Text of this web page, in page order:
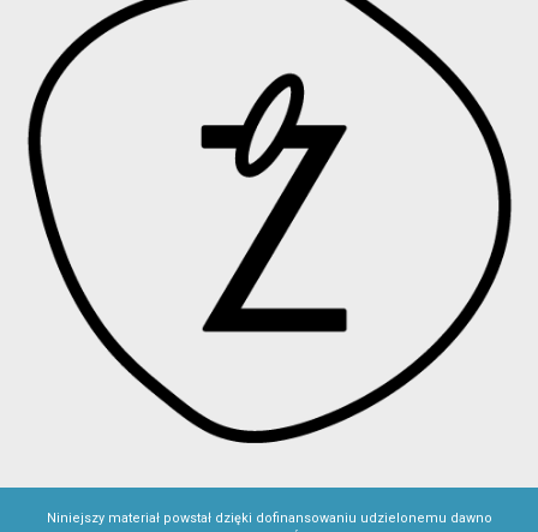
Niniejszy materiał powstał dzięki dofinansowaniu udzielonemu dawno